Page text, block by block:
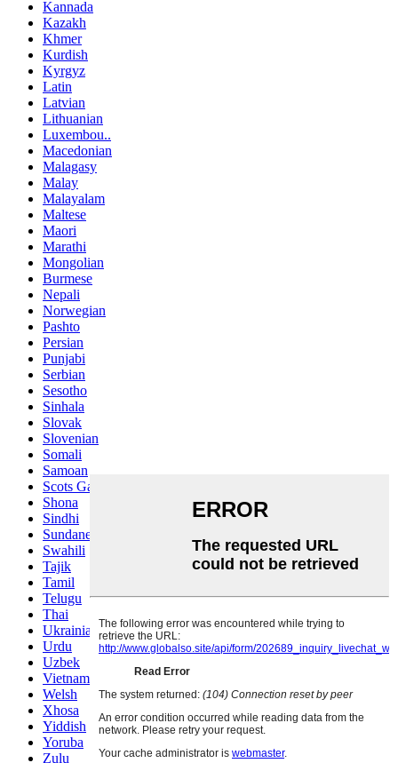
Kannada
Kazakh
Khmer
Kurdish
Kyrgyz
Latin
Latvian
Lithuanian
Luxembou..
Macedonian
Malagasy
Malay
Malayalam
Maltese
Maori
Marathi
Mongolian
Burmese
Nepali
Norwegian
Pashto
Persian
Punjabi
Serbian
Sesotho
Sinhala
Slovak
Slovenian
Somali
Samoan
Scots Gaelic
Shona
Sindhi
Sundanese
Swahili
Tajik
Tamil
Telugu
Thai
Ukrainian
Urdu
Uzbek
Vietnamese
Welsh
Xhosa
Yiddish
Yoruba
Zulu